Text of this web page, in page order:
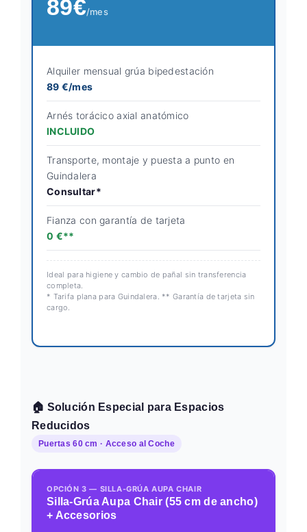
89€/mes
Alquiler mensual grúa bipedestación
89 €/mes
Arnés torácico axial anatómico
INCLUIDO
Transporte, montaje y puesta a punto en
Guindalera
Consultar*
Fianza con garantía de tarjeta
0 €**
Ideal para higiene y cambio de pañal sin transferencia
completa.
* Tarifa plana para Guindalera. ** Garantía de tarjeta sin
cargo.
🏠 Solución Especial para Espacios
Reducidos
Puertas 60 cm · Acceso al Coche
OPCIÓN 3 — SILLA-GRÚA AUPA CHAIR
Silla-Grúa Aupa Chair (55 cm de ancho)
+ Accesorios